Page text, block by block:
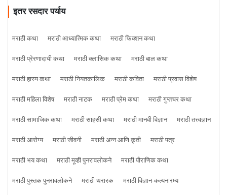
इतर रसदार पर्याय
मराठी कथा मराठी आध्यात्मिक कथा
मराठी फिक्शन कथा
मराठी प्रेरणादायी कथा
मराठी क्लासिक कथा
मराठी बाल कथा
मराठी हास्य कथा
मराठी नियतकालिक मराठी कविता
मराठी प्रवास विशेष
मराठी महिला विशेष
मराठी नाटक मराठी प्रेम कथा
मराठी गुप्तचर कथा
मराठी सामाजिक कथा
मराठी साहसी कथा मराठी मानवी विज्ञान
मराठी तत्त्वज्ञान
मराठी आरोग्य
मराठी जीवनी मराठी अन्न आणि कृती
मराठी पत्र
मराठी भय कथा
मराठी मूव्ही पुनरावलोकने
मराठी पौराणिक कथा
मराठी पुस्तक पुनरावलोकने
मराठी थरारक
मराठी विज्ञान-कल्पनारम्य